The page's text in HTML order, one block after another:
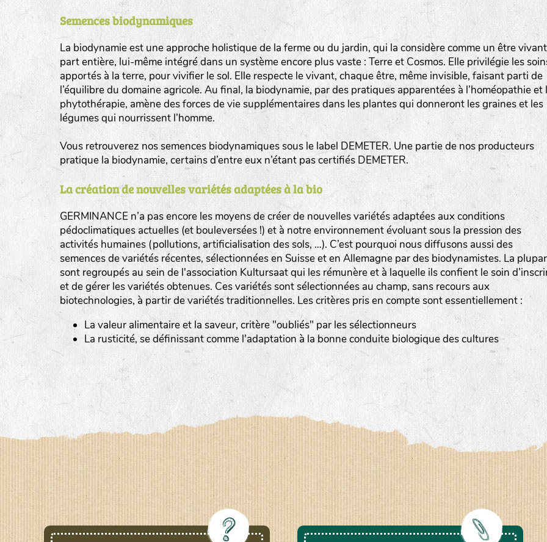
Semences biodynamiques
La biodynamie est une approche holistique de la ferme ou du jardin, qui la considère comme un être
part entière, lui-même intégré dans un système encore plus vaste : Terre et Cosmos. Elle privilégie les
apportés à la terre, pour vivifier le sol. Elle respecte le vivant, chaque être, même invisible, faisant parti de
l’équilibre du domaine agricole. Au final, la biodynamie, par des pratiques apparentées à l’homéopathie et
phytothérapie, amène des forces de vie supplémentaires dans les plantes qui donneront les graines et les
légumes qui nourrissent l’homme.
Vous retrouverez nos semences biodynamiques sous le label DEMETER. Une partie de nos producteurs
pratique la biodynamie, certains d’entre eux n’étant pas certifiés DEMETER.
La création de nouvelles variétés adaptées à la bio
GERMINANCE n’a pas encore les moyens de créer de nouvelles variétés adaptées aux conditions
pédoclimatiques actuelles (et bouleversées !) et à notre environnement évoluant sous la pression des
activités humaines (pollutions, artificialisation des sols, …). C’est pourquoi nous diffusons aussi des
semences de variétés récentes, sélectionnées en Suisse et en Allemagne par des biodynamistes. La
sont regroupés au sein de l'association Kultursaat qui les rémunère et à laquelle ils confient le soin
et de gérer les variétés obtenues. Ces variétés sont sélectionnées au champ, sans recours aux
biotechnologies, à partir de variétés traditionnelles. Les critères pris en compte sont essentiellement :
La valeur alimentaire et la saveur, critère "oubliés" par les sélectionneurs
La rusticité, se définissant comme l'adaptation à la bonne conduite biologique des cultures
BINGENHEIMER SAATGUT (BGH)
www.bingenheimersaatgut.de
DE BOLSTER (DBO)
www.bolster.nl
GRAINE DEL PAÏS (GDP)
www.grainesdelpais.com
JARDIN EN’VIE (JEV)
LA BOITE A GRAINES (LBAG)
www.laboiteagraines.com
L’AUBEPIN (PDO)
www.aubepin.fr
LE BIAU GERME (LBG)
www.biaugerme.com
SATIVA RHEINAU (SAD)
www.sativa-rheinau.ch
SEMAILLES (SEM)
www.semaille.com
BPA : Initiales du producteur ou du fournisseur de
semence.
1 : Numéro d’ordre du lot
A : Sans calibre.
: Gros
: Moyen calibre
P: Petit calibre
Légumes feuilles
Légumes racines
Plantes aromatiques